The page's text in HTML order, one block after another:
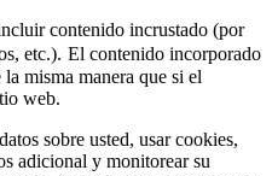
contenido incrustado (por
etc.). El contenido incorporado
misma manera que si el
web.
sobre usted, usar cookies,
adicional y monitorear su